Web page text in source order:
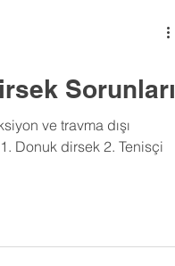
Sorunları
ve travma dışı
Donuk dirsek 2. Tenisçi